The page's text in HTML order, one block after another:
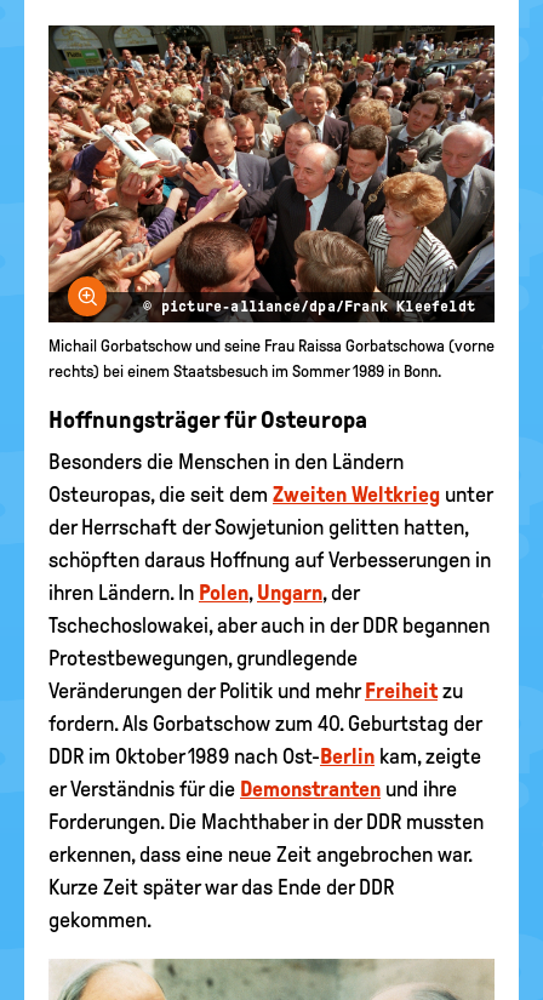
Bild vergrößern
© picture-alliance/dpa/Frank Kleefeldt
Michail Gorbatschow und seine Frau Raissa Gorbatschowa (vorne
rechts) bei einem Staatsbesuch im Sommer 1989 in Bonn.
Hoffnungsträger für Osteuropa
Besonders die Menschen in den Ländern
Osteuropas, die seit dem Zweiten Weltkrieg unter
der Herrschaft der Sowjetunion gelitten hatten,
schöpften daraus Hoffnung auf Verbesserungen in
ihren Ländern. In Polen, Ungarn, der
Tschechoslowakei, aber auch in der DDR begannen
Protestbewegungen, grundlegende
Veränderungen der Politik und mehr Freiheitzu
fordern. Als Gorbatschow zum 40. Geburtstag der
DDR im Oktober 1989 nach Ost- Berlin kam, zeigte
er Verständnis für die Demonstranten und ihre
Forderungen. Die Machthaber in der DDR mussten
erkennen, dass eine neue Zeit angebrochen war.
Kurze Zeit später war das Ende der DDR
gekommen.